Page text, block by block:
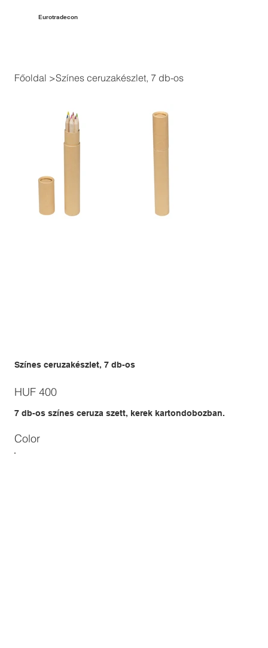
Eurotradecon
Főoldal >Színes ceruzakészlet, 7 db-os
Színes ceruzakészlet, 7 db-os
Price
HUF 400
7 db-os színes ceruza szett, kerek kartondobozban.
Color